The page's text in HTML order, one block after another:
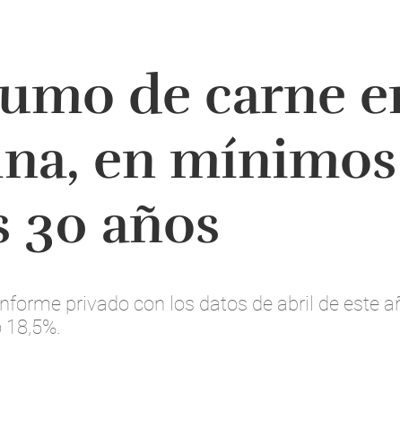
de carne
en
años
privado con los datos de abril de este